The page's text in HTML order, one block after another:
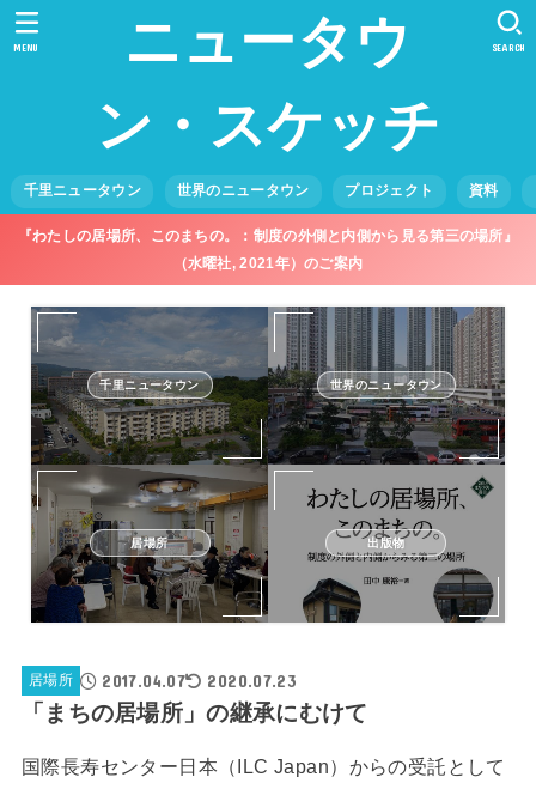
ニュータウ
ン・スケッチ
千里ニュータウン 世界のニュータウン プロジェクト 資料
SEARCH
MENU
『わたしの居場所、このまちの。：制度の外側と内側から見る第三の場所』
（水曜社, 2021年）のご案内
千里ニュータウン 世界のニュータウン
居場所 出版物
居場所 2017.04.07 2020.07.23
「まちの居場所」の継承にむけて
国際長寿センター日本（ILC Japan）からの受託として